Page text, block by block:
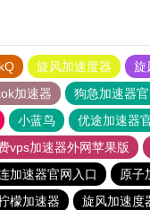
旋风加速度器
旋
加速器
狗急加速器
小蓝鸟 优途加速器
vps加速器外网苹果版
加速器官网入口
原子
檬加速器 旋风加速度